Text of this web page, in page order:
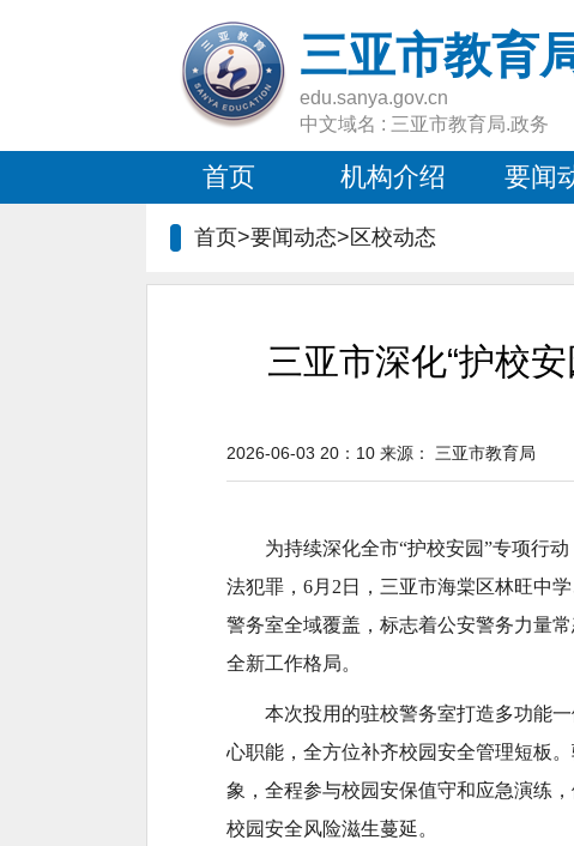
三亚市教育
edu.sanya.gov.cn
中文域名 : 三亚市教育局.政务
首页 机构介绍 要闻
首页>要闻动态> 区校动态
三亚市深化“护校
2026-06-03 20：10 来源： 三亚市教育局
为持续深化全市“护校安园”专项行
法犯罪，6月2日，三亚市海棠区林旺中
警务室全域覆盖，标志着公安警务力量
全新工作格局。
本次投用的驻校警务室打造多功能
心职能，全方位补齐校园安全管理短板
象，全程参与校园安保值守和应急演练
校园安全风险滋生蔓延。